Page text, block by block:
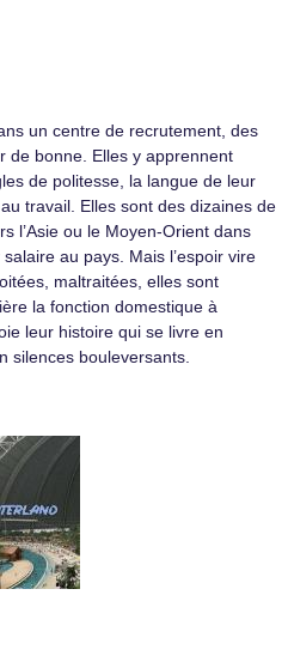
un centre de recrutement, des
de bonne. Elles y apprennent
de politesse, la langue de leur
travail. Elles sont des dizaines de
l’Asie ou le Moyen-Orient dans
au pays. Mais l’espoir vire
maltraitées, elles sont
la fonction domestique à
leur histoire qui se livre en
silences bouleversants.